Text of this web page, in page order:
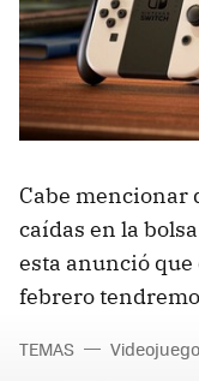
Cabe mencionar
caídas en la
esta anunció
febrero
TEMAS